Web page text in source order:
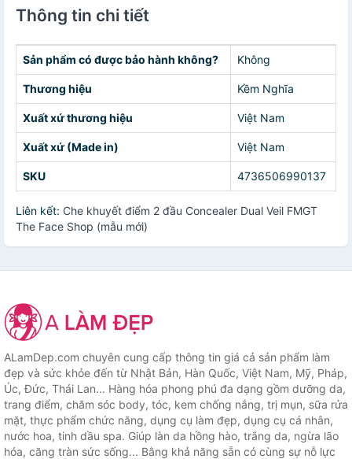
Thông tin chi tiết
Sản phẩm có được bảo hành không? Không
Thương hiệu Kềm Nghĩa
Xuất xứ thương hiệu Việt Nam
Xuất xứ (Made in) Việt Nam
SKU 4736506990137
Liên kết: Che khuyết điểm 2 đầu Concealer Dual Veil FMGT
The Face Shop (mẫu mới)
ALamDep.com chuyên cung cấp thông tin giá cả sản phẩm làm
đẹp và sức khỏe đến từ Nhật Bản, Hàn Quốc, Việt Nam, Mỹ, Pháp,
Úc, Đức, Thái Lan... Hàng hóa phong phú đa dạng gồm dưỡng da,
trang điểm, chăm sóc body, tóc, kem chống nắng, trị mụn, sữa rửa
mặt, thực phẩm chức năng, dụng cụ làm đẹp, dụng cụ cá nhân,
nước hoa, tinh dầu spa. Giúp làn da hồng hào, trắng da, ngừa lão
hóa, căng tràn sức sống... Bằng khả năng sẵn có cùng sự nỗ lực